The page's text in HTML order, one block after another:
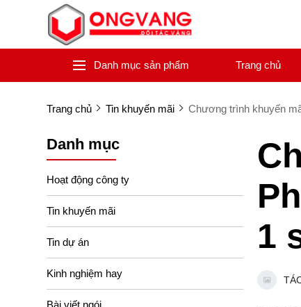
Danh mục sản phẩm Trang chủ
Trang chủ Tin khuyến mãi Chương trình khuyến
Danh mục
Hoạt động công ty
Tin khuyến mãi
Tin dự án
Kinh nghiệm hay
Bài viết ngói
1